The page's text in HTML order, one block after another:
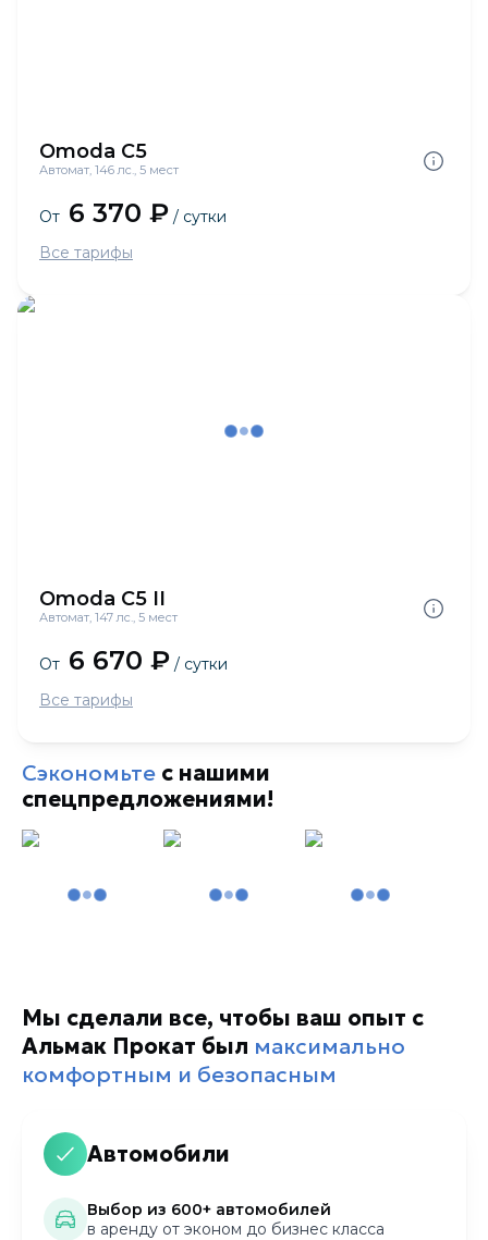
Omoda C5
Автомат, 146 лс., 5 мест
От 6 370 ₽ / сутки
Все тарифы
Omoda C5 II
Автомат, 147 лс., 5 мест
От 6 670 ₽ / сутки
Все тарифы
Сэкономьте с нашими
спецпредложениями!
Мы сделали все, чтобы ваш опыт с
Альмак Прокат был максимально
комфортным и безопасным
Автомобили
Выбор из 600+ автомобилей
в аренду от эконом до бизнес класса